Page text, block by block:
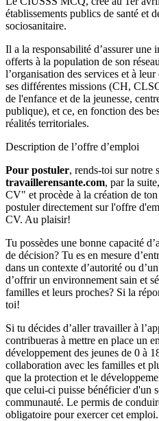
établissements publics de santé et
sociosanitaire.
Il a la responsabilité d’assurer une
offerts à la population de son
l’organisation des services et à
ses différentes missions (CH,
de l'enfance et de la jeunesse,
publique), et ce, en fonction des
réalités territoriales.
Description de l’offre d’emploi
Pour postuler, rends-toi sur notre
travaillerensante.com, par la
CV" et procède à la création de
postuler directement sur l'offre
CV. Au plaisir!
Tu possèdes une bonne capacité
de décision? Tu es en mesure
dans un contexte d’autorité ou
d’offrir un environnement sain et
familles et leurs proches? Si la
toi!
Si tu décides d’aller travailler à
contribueras à mettre en place un
développement des jeunes de 0 à
collaboration avec les familles et
que la protection et le
que celui-ci puisse bénéficier d'un
communauté. Le permis de
obligatoire pour exercer cet emploi.